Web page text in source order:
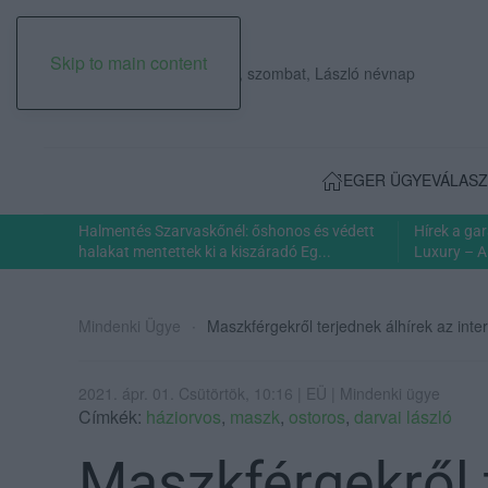
Skip to main content
2026. augusztus 08., szombat, László névnap
EGER ÜGYE
Halmentés Szarvaskőnél: őshonos és védett
halakat mentettek ki a kiszáradó Eg...
Hírek a
Luxury –
Mindenki Ügye Maszkférgekről terjednek álhírek az
2021. ápr. 01. Csütörtök, 10:16 | EÜ | Mindenki ügye
Címkék: háziorvos, maszk, ostoros, darvai lászló